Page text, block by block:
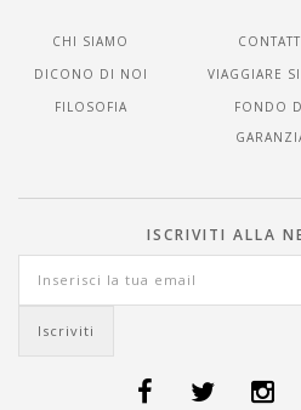
CHI SIAMO
DICONO DI NOI
FILOSOFIA
VIAGGIARE
FONDO
ISCRIVITI ALLA